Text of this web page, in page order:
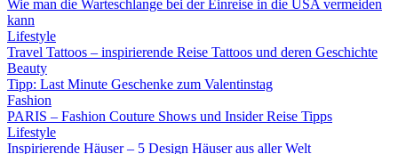
Wie man die Warteschlange bei der Einreise in die USA vermeiden
kann
Lifestyle
Travel Tattoos – inspirierende Reise Tattoos und deren Geschichte
Beauty
Tipp: Last Minute Geschenke zum Valentinstag
Fashion
PARIS – Fashion Couture Shows und Insider Reise Tipps
Lifestyle
Inspirierende Häuser – 5 Design Häuser aus aller Welt